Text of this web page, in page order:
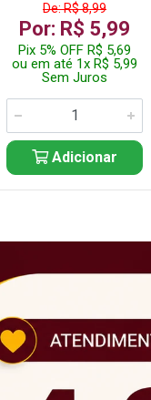
De: R$ 8,99
Por: R$ 5,99
Pix 5% OFF R$ 5,69
ou em até 1x R$ 5,99
Sem Juros
Adicionar